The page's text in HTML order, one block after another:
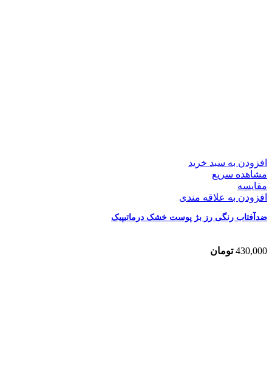
افزودن به سبد خرید
مشاهده سریع
مقایسه
افزودن به علاقه مندی
ضدآفتاب رنگی رز بژ پوست خشک درماتیپیک
430,000 تومان